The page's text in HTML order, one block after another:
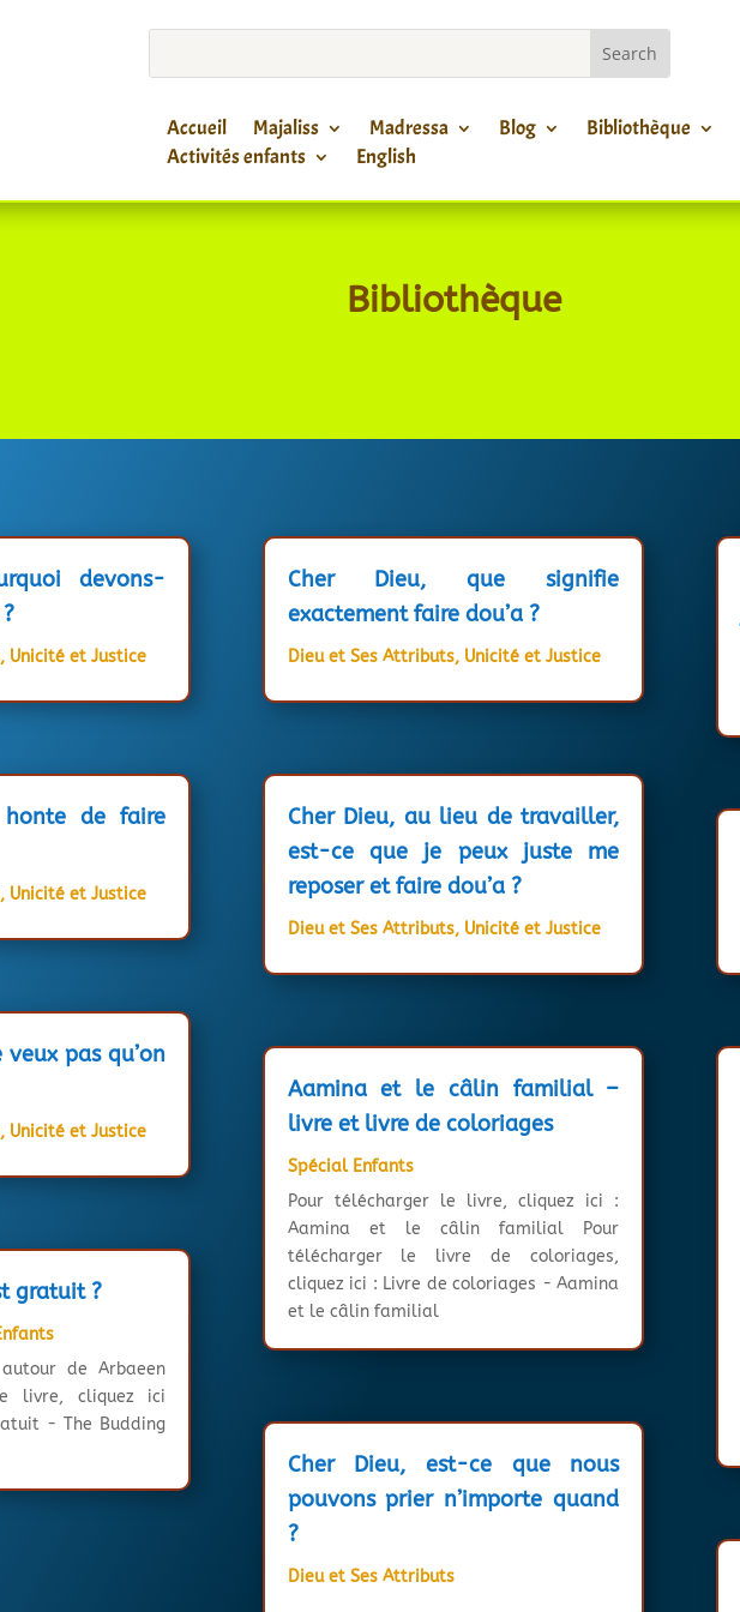
Accueil Majaliss Madressa Blog
Bibliothèque
Activités enfants
English
Bibliothèque
devons-
, Unicité et Justice
honte de faire
, Unicité et Justice
veux pas qu’on
, Unicité et Justice
gratuit ?
de Arbaeen
livre, cliquez ici
- The Budding
Cher Dieu, que signifie
exactement faire dou’a ?
Dieu et Ses Attributs, Unicité et Justice
Cher Dieu, au lieu de travailler,
est-ce que je peux juste me
reposer et faire dou’a ?
Dieu et Ses Attributs, Unicité et Justice
Aamina et le câlin familial –
livre et livre de coloriages
Spécial Enfants
Pour télécharger le livre, cliquez ici :
Aamina et le câlin familial Pour
télécharger le livre de coloriages,
cliquez ici : Livre de coloriages - Aamina
et le câlin familial
Cher Dieu, est-ce que nous
pouvons prier n’importe quand
?
Dieu et Ses Attributs